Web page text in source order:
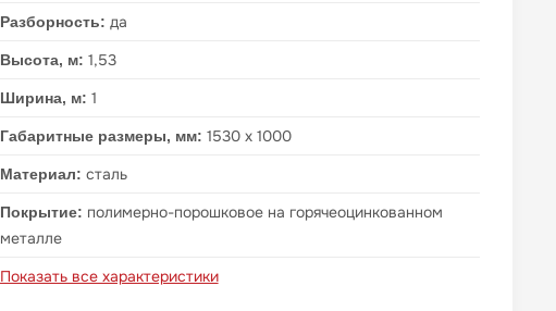
Разборность: да
Высота, м: 1,53
Ширина, м: 1
Габаритные размеры, мм: 1530 х 1000
Материал: сталь
Покрытие: полимерно-порошковое на горячеоцинкованном
металле
Показать все характеристики